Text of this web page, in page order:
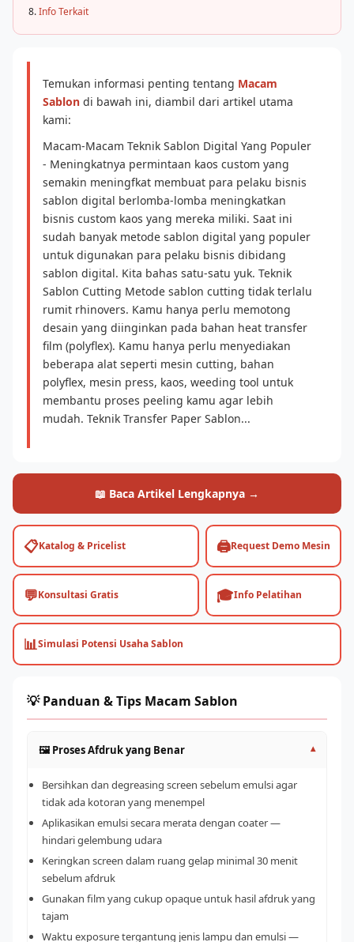
Info Terkait
Temukan informasi penting tentang Macam
Sablon di bawah ini, diambil dari artikel utama
kami:
Macam-Macam Teknik Sablon Digital Yang Populer
- Meningkatnya permintaan kaos custom yang
semakin meningfkat membuat para pelaku bisnis
sablon digital berlomba-lomba meningkatkan
bisnis custom kaos yang mereka miliki. Saat ini
sudah banyak metode sablon digital yang populer
untuk digunakan para pelaku bisnis dibidang
sablon digital. Kita bahas satu-satu yuk. Teknik
Sablon Cutting Metode sablon cutting tidak terlalu
rumit rhinovers. Kamu hanya perlu memotong
desain yang diinginkan pada bahan heat transfer
film (polyflex). Kamu hanya perlu menyediakan
beberapa alat seperti mesin cutting, bahan
polyflex, mesin press, kaos, weeding tool untuk
membantu proses peeling kamu agar lebih
mudah. Teknik Transfer Paper Sablon...
📖 Baca Artikel Lengkapnya →
📋Katalog & Pricelist 🖨️Request Demo Mesin
💬Konsultasi Gratis 🎓Info Pelatihan
📊Simulasi Potensi Usaha Sablon
💡 Panduan & Tips Macam Sablon
🖼️ Proses Afdruk yang Benar ▾
Bersihkan dan degreasing screen sebelum emulsi agar
tidak ada kotoran yang menempel
Aplikasikan emulsi secara merata dengan coater —
hindari gelembung udara
Keringkan screen dalam ruang gelap minimal 30 menit
sebelum afdruk
Gunakan film yang cukup opaque untuk hasil afdruk yang
tajam
Waktu exposure tergantung jenis lampu dan emulsi —